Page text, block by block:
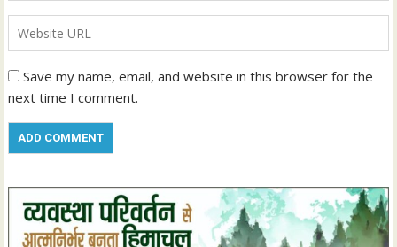
Save my name, email, and website in this browser for the
next time I comment.